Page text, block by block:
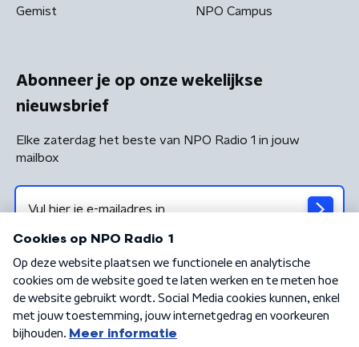
Gemist NPO Campus
Abonneer je op onze wekelijkse
nieuwsbrief
Elke zaterdag het beste van NPO Radio 1 in jouw
mailbox
Algemene voorwaarden